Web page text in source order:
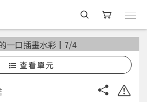
查看單元